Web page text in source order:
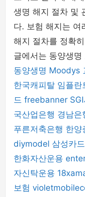
생명 해지 절차 및
다. 보험 해지는 여
해지 절차를 정확
글에서는 동양생
동양생명 Moodys
한국캐피탈 임플란
드 freebanner
국산업은행 경남은
푸른저축은행 한양
diymodel 삼성카드
한화자산운용
자신탁운용
보험